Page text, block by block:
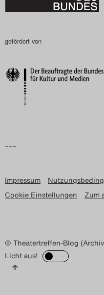
gefördert von
–––
Impressum
Cookie Einstellungen
Zum
© Theatertreffen-Blog
Licht aus!
↑